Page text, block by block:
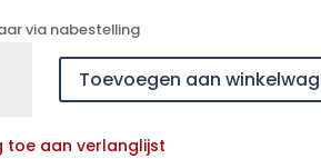
via nabestelling
Toevoegen aan
toe aan verlanglijst